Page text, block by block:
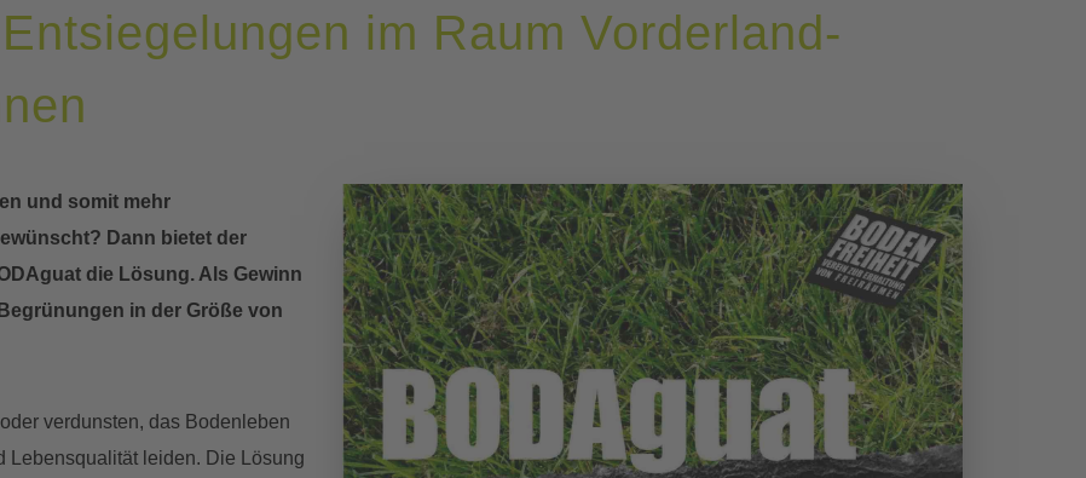
im Raum Vorderland-
und somit mehr
Dann bietet der
die Lösung. Als Gewinn
in der Größe von
verdunsten, das Bodenleben
Lebensqualität leiden. Die Lösung